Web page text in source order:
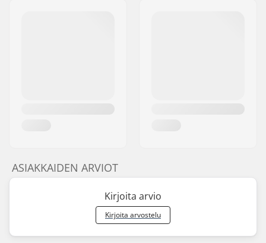
ASIAKKAIDEN ARVIOT
Kirjoita arvio
Kirjoita arvostelu